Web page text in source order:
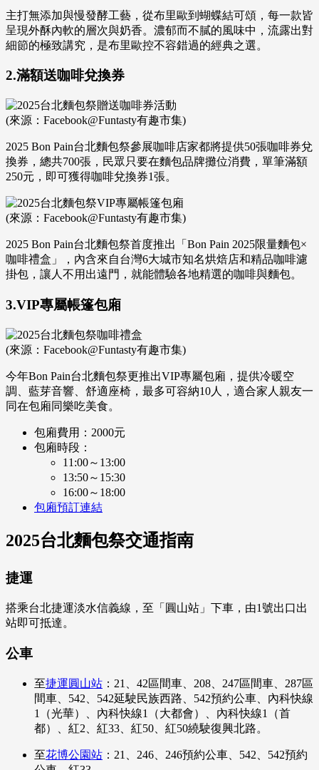
主打無添加與慢發酵工藝，從布里歐到蝴蝶結可頌，每一款皆
呈現外酥內軟的層次與奶香。濃郁而不膩的風味中，流露出對
細節的極致講究，是布里歐控不容錯過的經典之選。
2.滿額送咖啡兌換券
(來源：Facebook@Funtasty有趣市集)
2025 Bon Pain台北麵包祭參展咖啡店家都將提供50張咖啡券兌
換券，總共700張，民眾只要在麵包品牌攤位消費，單筆滿額
250元，即可獲得咖啡兌換券1張。
(來源：Facebook@Funtasty有趣市集)
2025 Bon Pain台北麵包祭首度推出「Bon Pain 2025限量麵包×
咖啡禮盒」，內含來自台灣6大城市知名烘焙店和精品咖啡濾
掛包，讓人不用出遠門，就能體驗各地精選的咖啡與麵包。
3.VIP專屬帳篷包廂
(來源：Facebook@Funtasty有趣市集)
今年Bon Pain台北麵包祭更推出VIP專屬包廂，提供冷暖空
調、藍芽音響、舒適座椅，最多可容納10人，適合家人親友一
同在包廂同樂吃美食。
包廂費用：2000元
包廂時段：
11:00～13:00
13:50～15:30
16:00～18:00
包廂預訂連結
2025台北麵包祭交通指南
捷運
搭乘台北捷運淡水信義線，至「圓山站」下車，由1號出口出
站即可抵達。
公車
至捷運圓山站 ：21、42區間車、208、247區間車、287區
間車、542、542延駛民族西路、542預約公車、內科快線
1（光華）、內科快線1（大都會）、內科快線1（首
都）、紅2、紅33、紅50、紅50繞駛復興北路。
至花博公園站 ：21、246、246預約公車、542、542預約